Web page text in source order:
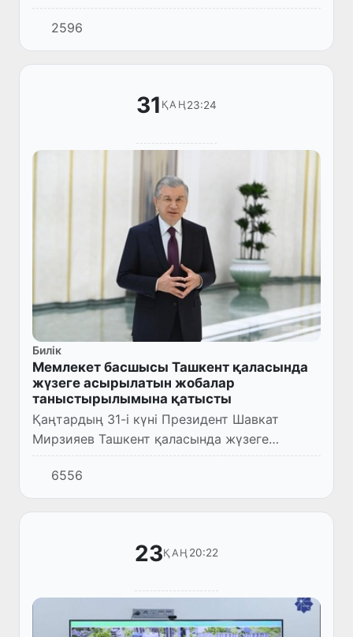
директоры Сулейман Саваш Эрдем
басшылығындағы кәсіпкерлермен кездесу
өтті.
2596
31 ҚАҢ23:24
Билік
Мемлекет басшысы Ташкент қаласында
жүзеге асырылатын жобалар
таныстырылымына қатысты
Қаңтардың 31-і күні Президент Шавкат
Мирзияев Ташкент қаласында жүзеге
асырылатын жобалар таныстырылымына
қатысты.
6556
23ҚАҢ 20:22